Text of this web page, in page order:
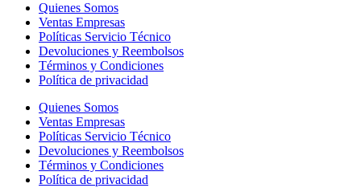
Quienes Somos
Ventas Empresas
Políticas Servicio Técnico
Devoluciones y Reembolsos
Términos y Condiciones
Política de privacidad
Quienes Somos
Ventas Empresas
Políticas Servicio Técnico
Devoluciones y Reembolsos
Términos y Condiciones
Política de privacidad